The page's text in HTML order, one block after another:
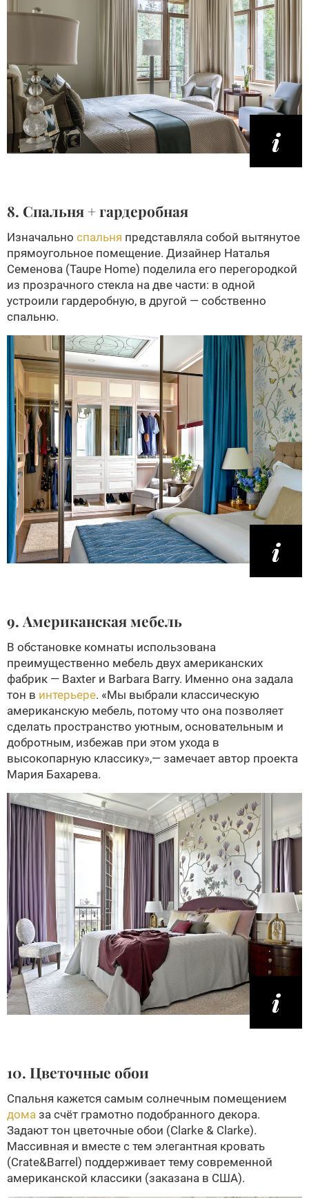
8. Спальня + гардеробная
Изначально спальня представляла собой вытянутое
прямоугольное помещение. Дизайнер Наталья
Семенова (Taupe Home) поделила его перегородкой
из прозрачного стекла на две части: в одной
устроили гардеробную, в другой — собственно
спальню.
9. Американская мебель
В обстановке комнаты использована
преимущественно мебель двух американских
фабрик — Baxter и Barbara Barry. Именно она задала
тон в интерьере. «Мы выбрали классическую
американскую мебель, потому что она позволяет
сделать пространство уютным, основательным и
добротным, избежав при этом ухода в
высокопарную классику»,— замечает автор проекта
Мария Бахарева.
10. Цветочные обои
Спальня кажется самым солнечным помещением
дома за счёт грамотно подобранного декора.
Задают тон цветочные обои (Clarke & Clarke).
Массивная и вместе с тем элегантная кровать
(Crate&Barrel) поддерживает тему современной
американской классики (заказана в США).